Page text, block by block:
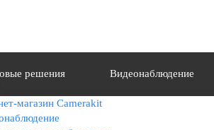
решения Видеонаблюдение
магазин Camerakit